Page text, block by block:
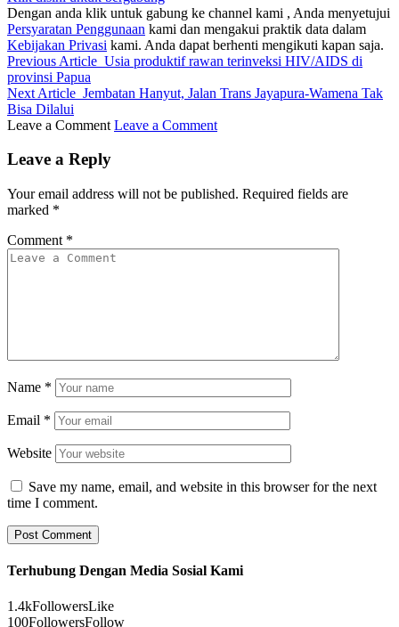
Dengan anda klik untuk gabung ke channel kami , Anda menyetujui
Persyaratan Penggunaan kami dan mengakui praktik data dalam
Kebijakan Privasi kami. Anda dapat berhenti mengikuti kapan saja.
Previous Article Usia produktif rawan terinveksi HIV/AIDS di
provinsi Papua
Next Article Jembatan Hanyut, Jalan Trans Jayapura-Wamena Tak
Bisa Dilalui
Leave a Comment Leave a Comment
Leave a Reply
Your email address will not be published. Required fields are
marked *
Comment *
Name *
Email *
Website
Save my name, email, and website in this browser for the next
time I comment.
Terhubung Dengan Media Sosial Kami
1.4kFollowersLike
100FollowersFollow